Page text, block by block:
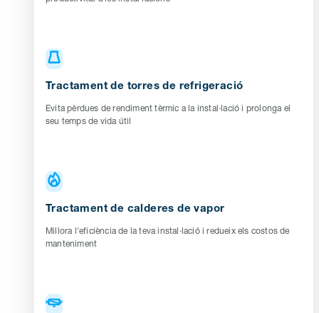
Tractament de torres de refrigeració
Evita pèrdues de rendiment tèrmic a la instal·lació i prolonga el
seu temps de vida útil
Tractament de calderes de vapor
Millora l'eficiència de la teva instal·lació i redueix els costos de
manteniment